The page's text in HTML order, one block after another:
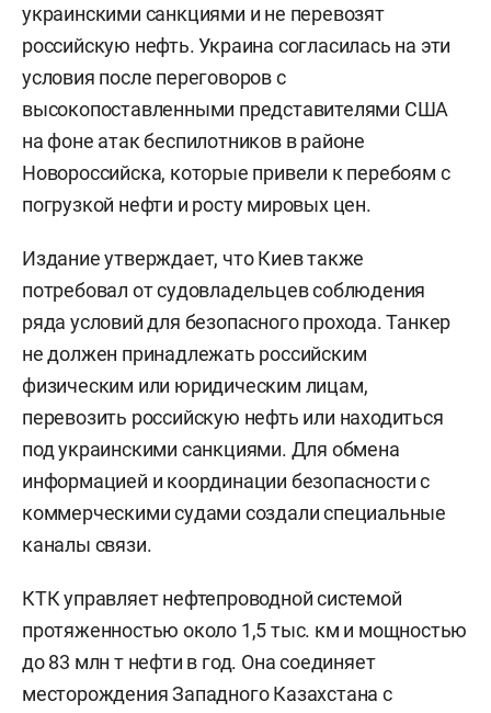
украинскими санкциями и не перевозят
российскую нефть. Украина согласилась на эти
условия после переговоров с
высокопоставленными представителями США
на фоне атак беспилотников в районе
Новороссийска, которые привели к перебоям с
погрузкой нефти и росту мировых цен.
Издание утверждает, что Киев также
потребовал от судовладельцев соблюдения
ряда условий для безопасного прохода. Танкер
не должен принадлежать российским
физическим или юридическим лицам,
перевозить российскую нефть или находиться
под украинскими санкциями. Для обмена
информацией и координации безопасности с
коммерческими судами создали специальные
каналы связи.
КТК управляет нефтепроводной системой
протяженностью около 1,5 тыс. км и мощностью
до 83 млн т нефти в год. Она соединяет
месторождения Западного Казахстана с